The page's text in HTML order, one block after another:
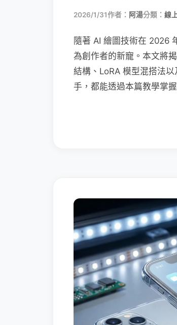
2026/1/31作者： 阿湯分類： 線
隨著 AI 繪圖技術在 2026
為創作者的新寵。本文將
結構、LoRA 模型混搭法
手，都能透過本篇教學掌